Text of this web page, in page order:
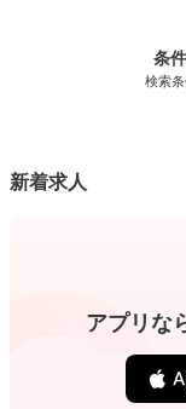
条
検索
新着求人
アプリな